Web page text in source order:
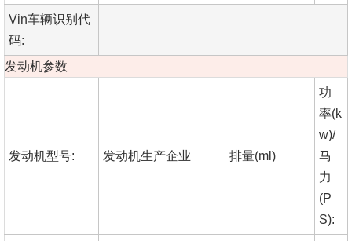
Vin车辆识别代
码:
发动机参数
发动机型号: 发动机生产企业 排量(ml)
功
率(k
w)/
马
力
(P
S):